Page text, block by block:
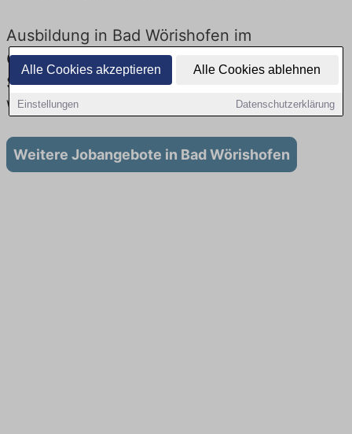
Alle Cookies akzeptieren Alle Cookies ablehnen
Einstellungen Datenschutzerklärung
Ausbildung in Bad Wörishofen im
Gesundheitswesen: Aktuell gibt es keine
Stellenangebote für Ausbildung in Bad
Wörishofen
Weitere Jobangebote in Bad Wörishofen